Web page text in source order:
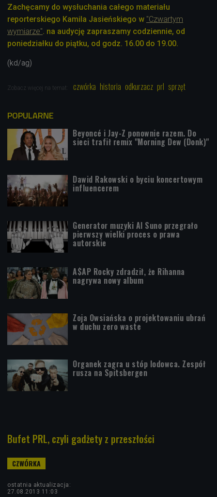
Zachęcamy do wysłuchania całego materiału
reporterskiego Kamila Jasieńskiego w "Czwartym
wymiarze". na audycję zapraszamy codziennie, od
poniedziałku do piątku, od godz. 16.00 do 19.00.
(kd/ag)
Zobacz więcej na temat: czwórka historia odkurzacz prl sprzęt
POPULARNE
Beyoncé i Jay-Z ponownie razem. Do
sieci trafił remix "Morning Dew (Donk)"
Dawid Rakowski o byciu koncertowym
influencerem
Generator muzyki AI Suno przegrało
pierwszy wielki proces o prawa
autorskie
A$AP Rocky zdradził, że Rihanna
nagrywa nowy album
Zoja Owsiańska o projektowaniu ubrań
w duchu zero waste
Organek zagra u stóp lodowca. Zespół
rusza na Spitsbergen
Bufet PRL, czyli gadżety z przeszłości
ostatnia aktualizacja:
27.08.2013 11:03